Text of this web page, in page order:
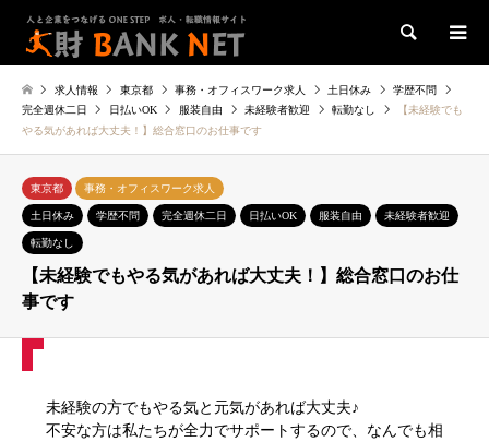
検索
求人情報 東京都 事務・オフィスワーク求人 土日休み
学歴不問
完全週休二日
日払いOK 服装自由 未経験者歓迎 転勤なし
【未経験でも
やる気があれば大丈夫！】総合窓口のお仕事です
東京都 事務・オフィスワーク求人
土日休み 学歴不問 完全週休二日 日払いOK 服装自由 未経験者歓迎
転勤なし
【未経験でもやる気があれば大丈夫！】総合窓口のお仕
事です
未経験の方でもやる気と元気があれば大丈夫♪
不安な方は私たちが全力でサポートするので、なんでも相